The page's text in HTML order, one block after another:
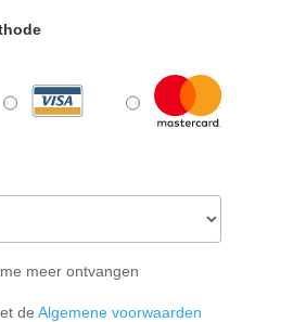
meer ontvangen
de Algemene voorwaarden